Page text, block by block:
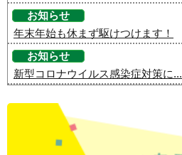
お知らせ
年末年始も休まず駆けつけます！
お知らせ
新型コロナウイルス感染症対策に...